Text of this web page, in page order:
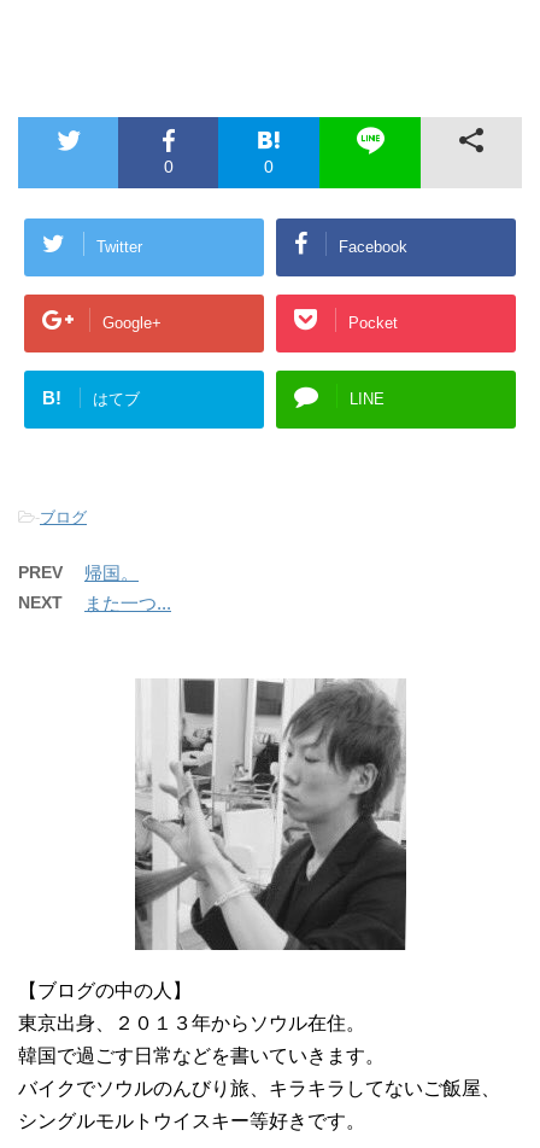
0 0
Twitter Facebook
Google+ Pocket
B! はてブ LINE
-ブログ
PREV 帰国。
NEXT また一つ...
【ブログの中の人】
東京出身、２０１３年からソウル在住。
韓国で過ごす日常などを書いていきます。
バイクでソウルのんびり旅、キラキラしてないご飯屋、
シングルモルトウイスキー等好きです。